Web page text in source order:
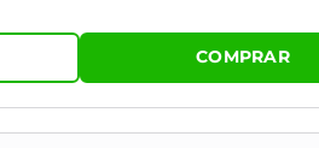
COMPRAR